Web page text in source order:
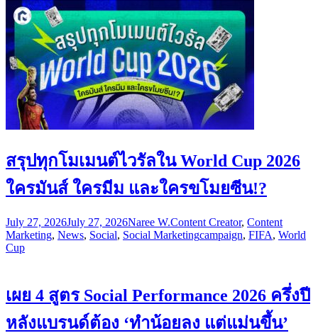
สรุปทุกโมเมนต์ไวรัลใน World Cup 2026
ใครมันส์ ใครมีม และใครขโมยซีน!?
July 27, 2026July 27, 2026Naree W.Content Creator, Content
Marketing, News, Social, Social Marketingcampaign, FIFA, World
Cup
เผย 4 สูตร Social Performance 2026 ครึ่งปี
หลังแบรนด์ต้อง ‘ทำน้อยลง แต่แม่นขึ้น’